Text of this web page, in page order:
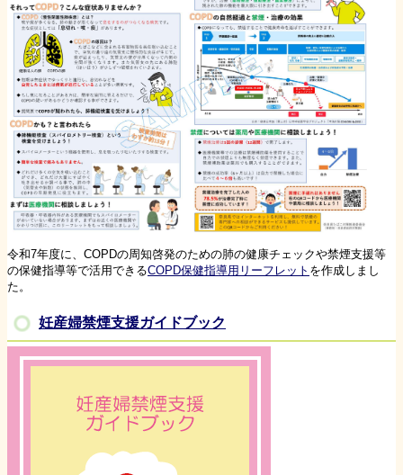
令和7年度に、COPDの周知啓発のための肺の健康チェックや禁煙支援等
の保健指導等で活用できるCOPD保健指導用リーフレット を作成しまし
た。
妊産婦禁煙支援ガイドブック